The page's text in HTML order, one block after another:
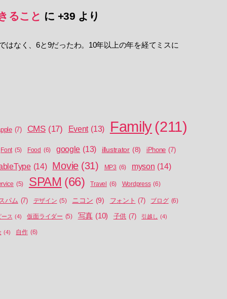
ること に +39 より
はなく、6と9だったわ。10年以上の年を経てミスに
(7) CMS (17) Event (13) Family(211)
Font (5) Food (6) google (13) illustrator (8) iPhone (7)
(14) Movie (31) MP3 (6) myson (14)
(5) SPAM (66) Travel (6) Wordpress (6)
スパム (7) デザイン (5) ニコン (9) フォント (7) ブログ (6)
ース (4) 仮面ライダー (5) 写真 (10) 子供 (7) 引越し (4)
(4) 自作 (6)